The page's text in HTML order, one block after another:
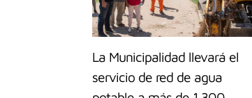
La Municipalidad llevará el
servicio de red de agua